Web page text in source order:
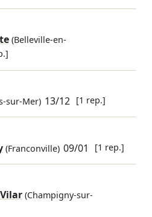
(Belleville-en-
sur-Mer) 13/12 [1 rep.]
(Franconville) 09/01 [1 rep.]
(Champigny-sur-